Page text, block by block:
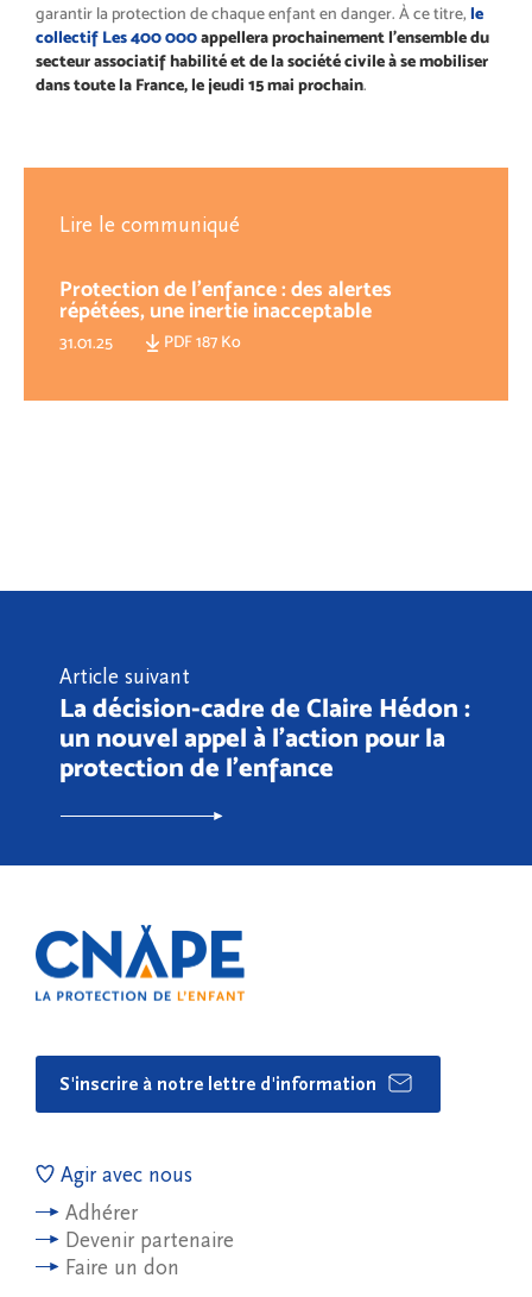
garantir la protection de chaque enfant en danger. À ce titre, le
collectif Les 400 000appellera prochainement l’ensemble du
secteur associatif habilité et de la société civile à se mobiliser
dans toute la France, le jeudi 15 mai prochain.
Lire le communiqué
Protection de l’enfance : des alertes
répétées, une inertie inacceptable
31.01.25 PDF 187 Ko
Article suivant
La décision-cadre de Claire Hédon :
un nouvel appel à l’action pour la
protection de l'enfance
S'inscrire à notre lettre d'information
Agir avec nous
Adhérer
Devenir partenaire
Faire un don